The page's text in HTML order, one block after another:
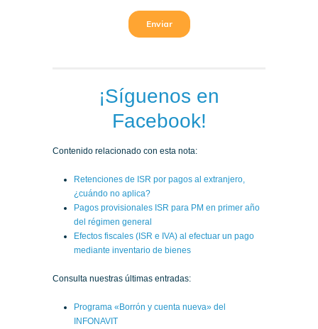
¡Síguenos en
Facebook!
Contenido relacionado con esta nota:
Retenciones de ISR por pagos al extranjero,
¿cuándo no aplica?
Pagos provisionales ISR para PM en primer año
del régimen general
Efectos fiscales (ISR e IVA) al efectuar un pago
mediante inventario de bienes
Consulta nuestras últimas entradas:
Programa «Borrón y cuenta nueva» del
INFONAVIT